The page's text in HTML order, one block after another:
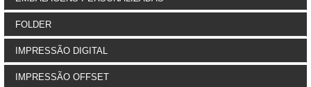
FOLDER
IMPRESSÃO DIGITAL
IMPRESSÃO OFFSET